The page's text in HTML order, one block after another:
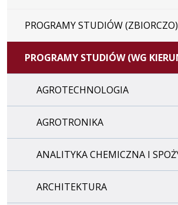
PROGRAMY STUDIÓW (ZBIORCZO)
PROGRAMY STUDIÓW (WG
AGROTECHNOLOGIA
AGROTRONIKA
ANALITYKA CHEMICZNA I
ARCHITEKTURA